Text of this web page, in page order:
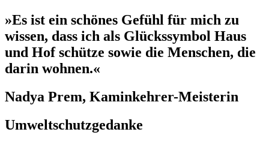
»Es ist ein schönes Gefühl für mich zu
wissen, dass ich als Glückssymbol Haus
und Hof schütze sowie die Menschen, die
darin wohnen.«
Nadya Prem, Kaminkehrer-Meisterin
Umweltschutzgedanke